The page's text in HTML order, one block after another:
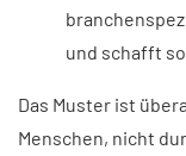
und schafft so
Das Muster ist
Menschen, nicht